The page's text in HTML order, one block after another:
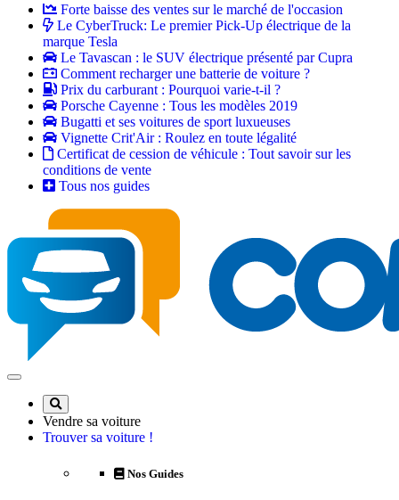
Forte baisse des ventes sur le marché de l'occasion
Le CyberTruck: Le premier Pick-Up électrique de la
marque Tesla
Le Tavascan : le SUV électrique présenté par Cupra
Comment recharger une batterie de voiture ?
Prix du carburant : Pourquoi varie-t-il ?
Porsche Cayenne : Tous les modèles 2019
Bugatti et ses voitures de sport luxueuses
Vignette Crit'Air : Roulez en toute légalité
Certificat de cession de véhicule : Tout savoir sur les
conditions de vente
Tous nos guides
Vendre sa voiture
Trouver sa voiture !
Nos Guides